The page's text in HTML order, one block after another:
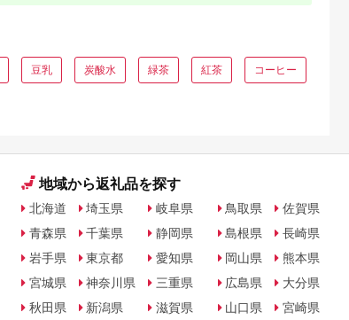
豆乳 炭酸水 緑茶 紅茶 コーヒー
地域から返礼品を探す
北海道
青森県
岩手県
宮城県
秋田県
埼玉県
千葉県
東京都
神奈川県
新潟県
岐阜県
静岡県
愛知県
三重県
滋賀県
鳥取県
島根県
岡山県
広島県
山口県
佐賀県
長崎県
熊本県
大分県
宮崎県